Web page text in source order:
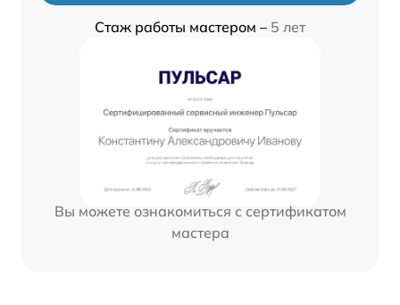
Стаж работы мастером – 5 лет
Вы можете ознакомиться с сертификатом
мастера